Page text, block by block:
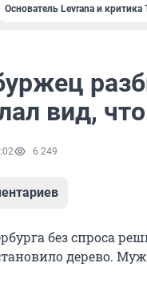
Основатель Levrana и
вид,
6 249
без спроса
дерево.